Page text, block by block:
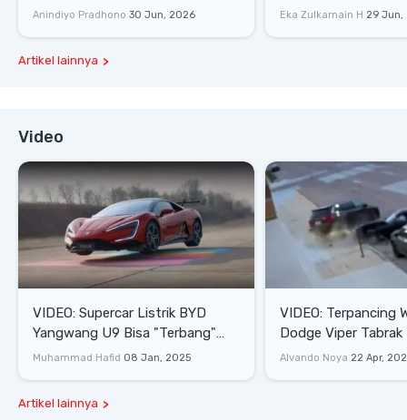
Anindiyo Pradhono 30 Jun, 2026
Lifestyle
Eka Zulkarnain H 29 Jun,
Artikel lainnya
Video
VIDEO: Supercar Listrik BYD
Yangwang U9 Bisa "Terbang"
Lewati Rintangan
Muhammad Hafid 08 Jan, 2025
VIDEO: Terpancing
Dodge Viper Tabrak
Saat Burnout
Alvando Noya 22 Apr,
Artikel lainnya